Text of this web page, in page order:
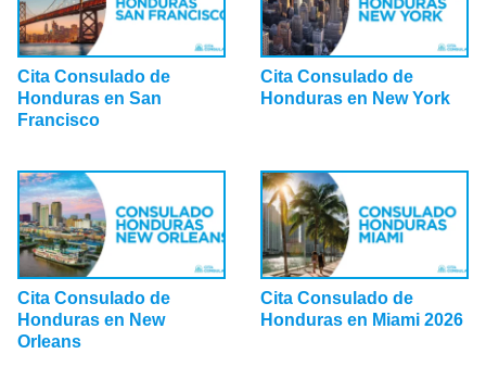
Cita Consulado de
Honduras en San
Francisco
Cita Consulado de
Honduras en New York
Cita Consulado de
Honduras en New
Orleans
Cita Consulado de
Honduras en Miami 2026